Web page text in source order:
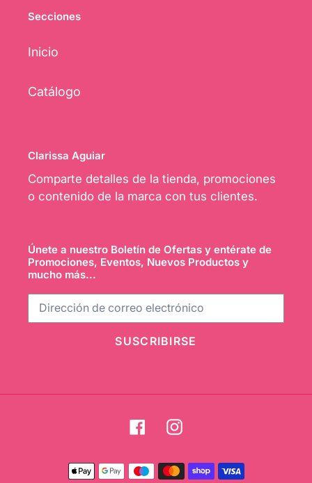
Secciones
Inicio
Catálogo
Clarissa Aguiar
Comparte detalles de la tienda, promociones
o contenido de la marca con tus clientes.
Únete a nuestro Boletín de Ofertas y entérate de
Promociones, Eventos, Nuevos Productos y
mucho más...
SUSCRIBIRSE
FacebookInstagram
Métodos